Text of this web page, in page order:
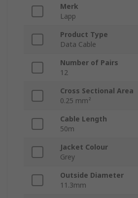
Merk
Lapp
Product Type
Data Cable
Number of Pairs
12
Cross Sectional Area
0.25 mm²
Cable Length
50m
Jacket Colour
Grey
Outside Diameter
11.3mm